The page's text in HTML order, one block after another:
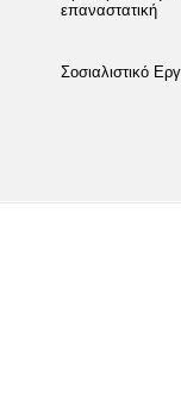
επαναστατική
Σοσιαλιστικό